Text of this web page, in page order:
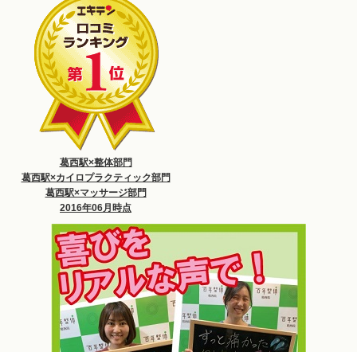
葛西駅×整体部門
葛西駅×カイロプラクティック部門
葛西駅×マッサージ部門
2016年06月時点